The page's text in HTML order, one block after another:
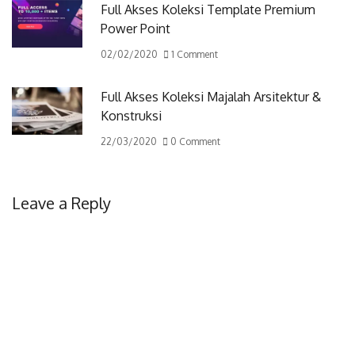
Full Akses Koleksi Template Premium
Power Point
02/02/2020 1 Comment
Full Akses Koleksi Majalah Arsitektur &
Konstruksi
22/03/2020 0 Comment
Leave a Reply